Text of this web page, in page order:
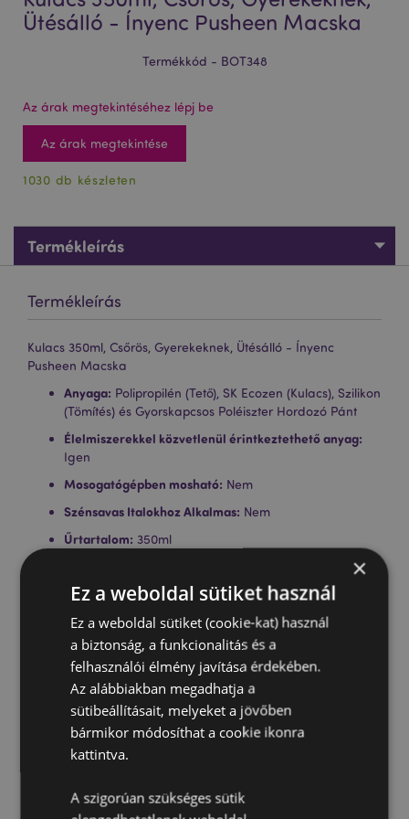
Ütésálló - Ínyenc Pusheen Macska
Termékkód - BOT348
Az árak megtekintéséhez lépj be
Az árak megtekintése
1030 db készleten
Termékleírás
Termékleírás
Kulacs 350ml, Csőrös, Gyerekeknek, Ütésálló - Ínyenc
Pusheen Macska
Anyaga: Polipropilén (Tető), SK Ecozen (Kulacs), Szilikon
(Tömítés) és Gyorskapcsos Poléiszter Hordozó Pánt
Élelmiszerekkel közvetlenül érintkeztethető anyag:
Igen
Mosogatógépben mosható: Nem
Szénsavas Italokhoz Alkalmas: Nem
Űrtartalom: 350ml
Alkalmas Meleg Folyadékokhoz:Nem
Licenc Információ:Ez a termék teljes mértékben
engedélyezett az alább felsorolt ​​helyeken. Ha ezeken
a területeken kívül tartózkodik, kérjük, ne próbálja
meg megvásárolni ezt a terméket, mert ezzel
eltávolítja a terméket a rendeléséből. Ha további
információra van szüksége, kérjük, vegye fel a
kapcsolatot ügyfélszolgálatunkkal.
Engedélyezési területek:
Fehéroroszország, Belgium, Bermuda, Bosznia-
×
Ez a weboldal sütiket használ
Ez a weboldal sütiket (cookie-kat) használ
a biztonság, a funkcionalitás és a
felhasználói élmény javítása érdekében.
Az alábbiakban megadhatja a
sütibeállításait, melyeket a jövőben
bármikor módosíthat a cookie ikonra
kattintva.
A szigorúan szükséges sütik